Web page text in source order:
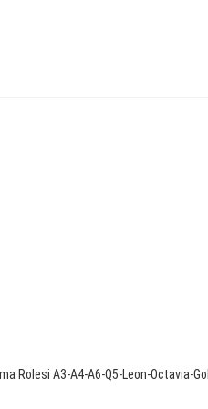
Rolesi A3-A4-A6-Q5-Leon-Octavıa-